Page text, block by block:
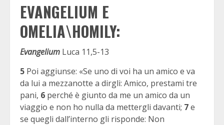
EVANGELIUM E
OMELIA\HOMILY:
Evangelium Luca 11,5-13
5 Poi aggiunse: «Se uno di voi ha un amico e va
da lui a mezzanotte a dirgli: Amico, prestami tre
pani, 6 perché è giunto da me un amico da un
viaggio e non ho nulla da mettergli davanti; 7e
se quegli dall’interno gli risponde: Non